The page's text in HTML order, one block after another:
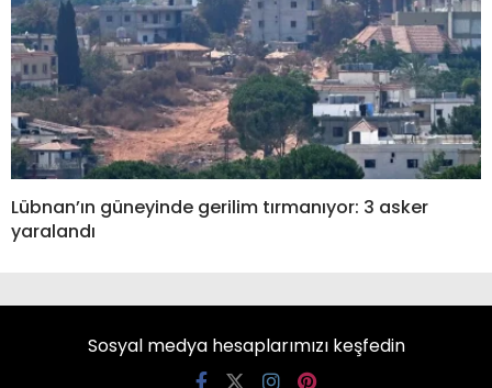
Lübnan’ın güneyinde gerilim tırmanıyor: 3 asker
yaralandı
Sosyal medya hesaplarımızı keşfedin